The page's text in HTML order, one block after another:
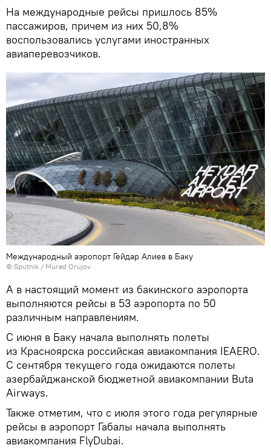
На международные рейсы пришлось 85%
пассажиров, причем из них 50,8%
воспользовались услугами иностранных
авиаперевозчиков.
Международный аэропорт Гейдар Алиев в Баку
© Sputnik / Murad Orujov
А в настоящий момент из бакинского аэропорта
выполняются рейсы в 53 аэропорта по 50
различным направлениям.
С июня в Баку начала выполнять полеты
из Красноярска российская авиакомпания IEAERO.
С сентября текущего года ожидаются полеты
азербайджанской бюджетной авиакомпании Buta
Airways.
Также отметим, что с июля этого года регулярные
рейсы в аэропорт Габалы начала выполнять
авиакомпания FlyDubai.